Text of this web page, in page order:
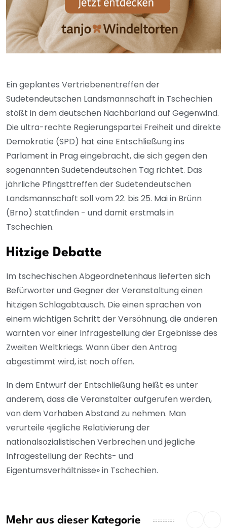
Ein geplantes Vertriebenentreffen der
Sudetendeutschen Landsmannschaft in Tschechien
stößt in dem deutschen Nachbarland auf Gegenwind.
Die ultra-rechte Regierungspartei Freiheit und direkte
Demokratie (SPD) hat eine Entschließung ins
Parlament in Prag eingebracht, die sich gegen den
sogenannten Sudetendeutschen Tag richtet. Das
jährliche Pfingsttreffen der Sudetendeutschen
Landsmannschaft soll vom 22. bis 25. Mai in Brünn
(Brno) stattfinden - und damit erstmals in
Tschechien.
Hitzige Debatte
Im tschechischen Abgeordnetenhaus lieferten sich
Befürworter und Gegner der Veranstaltung einen
hitzigen Schlagabtausch. Die einen sprachen von
einem wichtigen Schritt der Versöhnung, die anderen
warnten vor einer Infragestellung der Ergebnisse des
Zweiten Weltkriegs. Wann über den Antrag
abgestimmt wird, ist noch offen.
In dem Entwurf der Entschließung heißt es unter
anderem, dass die Veranstalter aufgerufen werden,
von dem Vorhaben Abstand zu nehmen. Man
verurteile «jegliche Relativierung der
nationalsozialistischen Verbrechen und jegliche
Infragestellung der Rechts- und
Eigentumsverhältnisse» in Tschechien.
Mehr aus dieser Kategorie